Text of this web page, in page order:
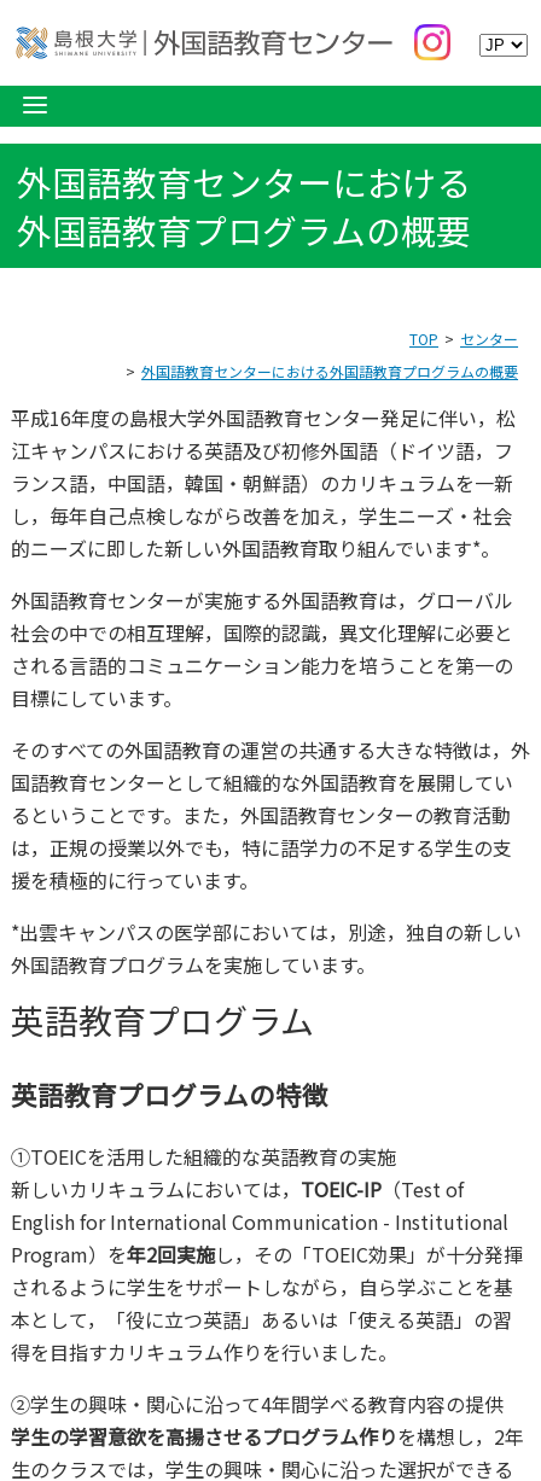
外国語教育センターにおける
外国語教育プログラムの概要
TOP
センター
外国語教育センターにおける外国語教育プログラムの概要
平成16年度の島根大学外国語教育センター発足に伴い，松
江キャンパスにおける英語及び初修外国語（ドイツ語，フ
ランス語，中国語，韓国・朝鮮語）のカリキュラムを一新
し，毎年自己点検しながら改善を加え，学生ニーズ・社会
的ニーズに即した新しい外国語教育取り組んでいます*。
外国語教育センターが実施する外国語教育は，グローバル
社会の中での相互理解，国際的認識，異文化理解に必要と
される言語的コミュニケーション能力を培うことを第一の
目標にしています。
そのすべての外国語教育の運営の共通する大きな特徴は，外
国語教育センターとして組織的な外国語教育を展開してい
るということです。また，外国語教育センターの教育活動
は，正規の授業以外でも，特に語学力の不足する学生の支
援を積極的に行っています。
*出雲キャンパスの医学部においては，別途，独自の新しい
外国語教育プログラムを実施しています。
英語教育プログラム
英語教育プログラムの特徴
①TOEICを活用した組織的な英語教育の実施
新しいカリキュラムにおいては， TOEIC-IP（Test of
English for International Communication - Institutional
Program）を年2回実施し，その「TOEIC効果」が十分発揮
されるように学生をサポートしながら，自ら学ぶことを基
本として，「役に立つ英語」あるいは「使える英語」の習
得を目指すカリキュラム作りを行いました。
②学生の興味・関心に沿って4年間学べる教育内容の提供
学生の学習意欲を高揚させるプログラム作りを構想し，2年
生のクラスでは，学生の興味・関心に沿った選択ができる